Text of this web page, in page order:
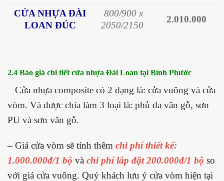
CỬA NHỰA ĐÀI
LOAN ĐÚC
800/900 x
2050/2150
2.010.000
2.4 Báo giá chi tiết cửa nhựa Đài Loan tại Bình Phước
– Cửa nhựa composite có 2 dạng là: cửa vuông và cửa
vòm. Và được chia làm 3 loại là: phủ da vân gỗ, sơn
PU và sơn vân gỗ.
– Giá cửa vòm sẽ tính thêm chi phí thiết kế:
1.000.000đ/1 bộ và chi phí lắp đặt 200.000đ/1 bộ so
với giá cửa vuông. Quý khách lưu ý cửa vòm hiện tại